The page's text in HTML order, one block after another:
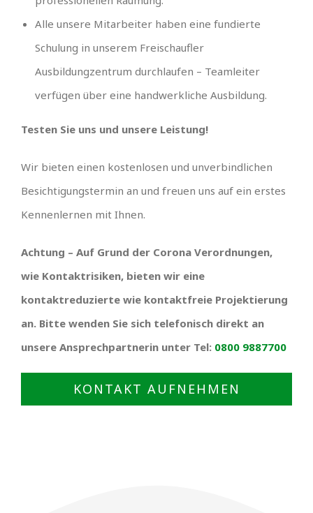
Alle unsere Mitarbeiter haben eine fundierte
Schulung in unserem Freischaufler
Ausbildungzentrum durchlaufen – Teamleiter
verfügen über eine handwerkliche Ausbildung.
Testen Sie uns und unsere Leistung!
Wir bieten einen kostenlosen und unverbindlichen
Besichtigungstermin an und freuen uns auf ein erstes
Kennenlernen mit Ihnen.
Achtung – Auf Grund der Corona Verordnungen,
wie Kontaktrisiken, bieten wir eine
kontaktreduzierte wie kontaktfreie Projektierung
an. Bitte wenden Sie sich telefonisch direkt an
unsere Ansprechpartnerin unter Tel: 0800 9887700
KONTAKT AUFNEHMEN